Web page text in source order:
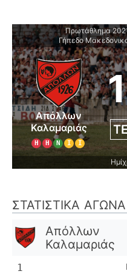
Πρωτάθλημα
Γήπεδο
Απόλλων
Καλαμαριάς
Η Η Ν Ι Ι
1
ΣΤΑΤΙΣΤΙΚΆ ΑΓΏΝΑ
Απόλλων
Καλαμαριάς
1